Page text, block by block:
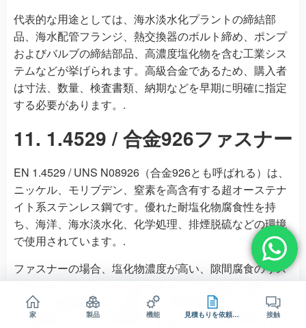
代表的な用途としては、海水淡水化プラントの締結部
品、海水配管フランジ、熱交換器のボルト締め、ポンプ
およびバルブの締結部品、高濃度塩化物を含む工業シス
テムなどが挙げられます。高級合金であるため、購入者
は寸法、数量、検査書類、納期などを早期に明確に指定
する必要があります。.
11. 1.4529 / 合金926ファスナー
EN 1.4529 / UNS N08926（合金926とも呼ばれる）は、
ニッケル、モリブデン、窒素を高含有する超オーステナ
イト系ステンレス鋼です。優れた耐塩化物腐食性を持
ち、海洋、海水淡水化、化学処理、排煙脱硫などの環境
で使用されています。.
ファスナーの場合、塩化物濃度が高い、隙間腐食のリス
クがある、または化学汚染があるなどの理由で通常のス
テンレス鋼が適さない場合、1.4529を検討できます。多
くの選定において254SMOと競合します。AODSONも詳
家 製品 機能 見積もりを依頼する 接触